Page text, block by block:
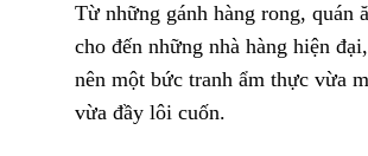
Từ những gánh hàng rong, quán
cho đến những nhà hàng hiện
nên một bức tranh ẩm thực vừa
vừa đầy lôi cuốn.